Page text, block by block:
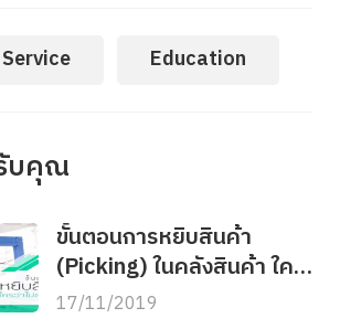
Education
บคุณ
ขั้นตอนการหยิบสินค้า
(Picking) ในคลังสินค้า ใคร
ว่าไม่สำคัญ?
17/11/2019